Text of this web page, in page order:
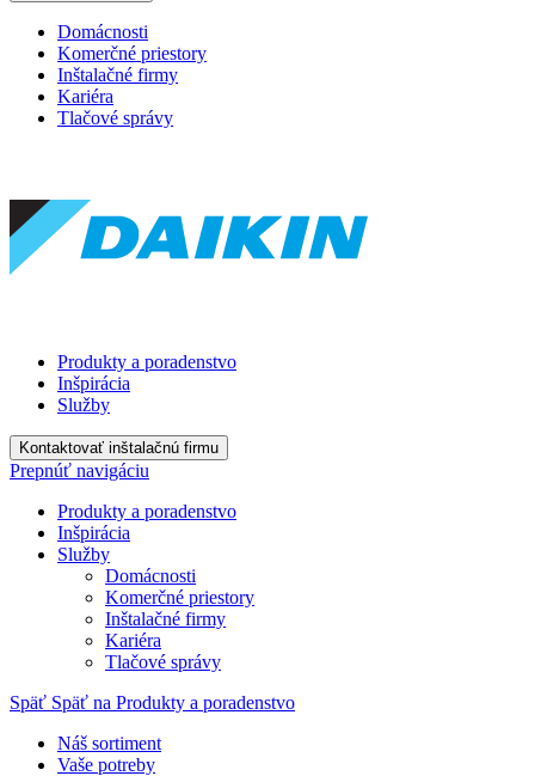
Domácnosti
Komerčné priestory
Inštalačné firmy
Kariéra
Tlačové správy
Produkty a poradenstvo
Inšpirácia
Služby
Kontaktovať inštalačnú firmu
Prepnúť navigáciu
Produkty a poradenstvo
Inšpirácia
Služby
Domácnosti
Komerčné priestory
Inštalačné firmy
Kariéra
Tlačové správy
Späť Späť na Produkty a poradenstvo
Náš sortiment
Vaše potreby